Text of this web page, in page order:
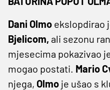
Dani Olmo ekslopdirao
Bjelicom, ali sezonu
mjesecima pokazivao
mogao postati. Mario
njega, Olmo je ušao s